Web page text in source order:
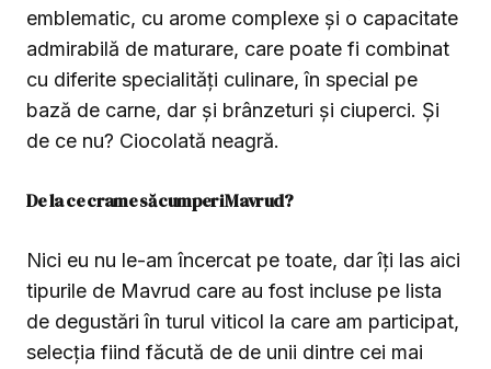
emblematic, cu arome complexe și o capacitate
admirabilă de maturare, care poate fi combinat
cu diferite specialități culinare, în special pe
bază de carne, dar și brânzeturi și ciuperci. Și
de ce nu? Ciocolată neagră.
De la ce crame să cumperi Mavrud?
Nici eu nu le-am încercat pe toate, dar îți las aici
tipurile de Mavrud care au fost incluse pe lista
de degustări în turul viticol la care am participat,
selecția fiind făcută de de unii dintre cei mai